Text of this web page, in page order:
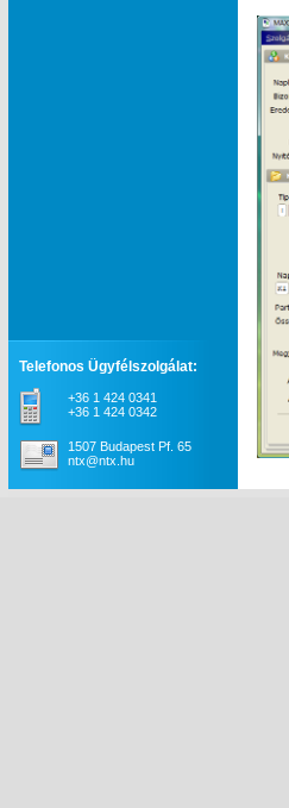
Telefonos Ügyfélszolgálat:
+36 1 424 0341
+36 1 424 0342
1507 Budapest Pf. 65
ntx@ntx.hu